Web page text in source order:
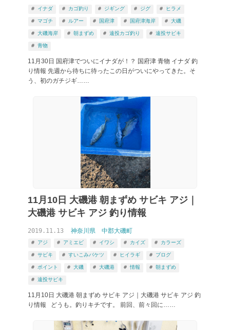
釣りブログ 大磯 から検索
イナダ カゴ釣り ジギング ジグ ヒラメ
マゴチ ルアー 国府津 国府津海岸 大磯
大磯海岸 朝まずめ 遠投カゴ釣り 遠投サビキ
青物
11月30日 国府津でついにイナダが！？ 国府津 青物 イナダ 釣
り情報 先週から待ちに待ったこの日がついにやってきた。そ
う、初のガチジギ……
11月10日 大磯港 朝まずめ サビキ アジ｜
大磯港 サビキ アジ 釣り情報
2019.11.13 神奈川県 中郡大磯町
アジ アミエビ イワシ カイズ カラーズ
サビキ すいこみバケツ ヒイラギ ブログ
ポイント 大磯 大磯港 情報 朝まずめ
遠投サビキ
11月10日 大磯港 朝まずめ サビキ アジ｜大磯港 サビキ アジ 釣
り情報 どうも。釣りキチです。 前回、前々回に……